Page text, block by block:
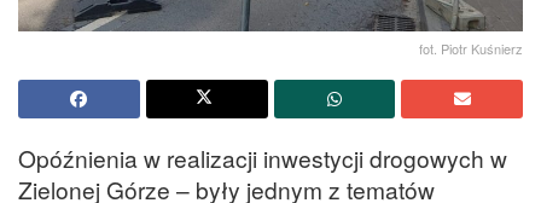
fot. Piotr Kuśnierz
Opóźnienia w realizacji inwestycji drogowych w
Zielonej Górze – były jednym z tematów